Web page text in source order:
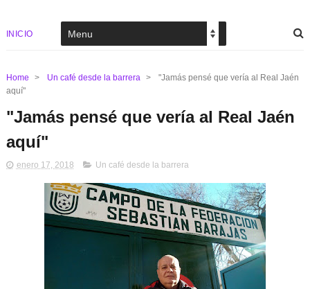
INICIO
Home > Un café desde la barrera >
"Jamás pensé que vería al Real Jaén
aquí"
"Jamás pensé que vería al Real Jaén
aquí"
enero 17, 2018 Un café desde la barrera